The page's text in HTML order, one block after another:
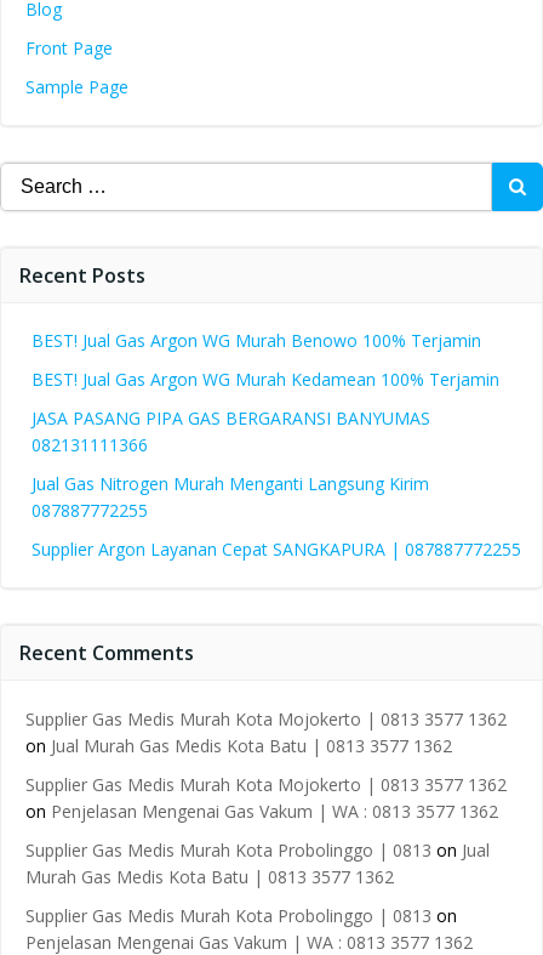
Blog
Front Page
Sample Page
Search
for:
Recent Posts
BEST! Jual Gas Argon WG Murah Benowo 100% Terjamin
BEST! Jual Gas Argon WG Murah Kedamean 100% Terjamin
JASA PASANG PIPA GAS BERGARANSI BANYUMAS
082131111366
Jual Gas Nitrogen Murah Menganti Langsung Kirim
087887772255
Supplier Argon Layanan Cepat SANGKAPURA | 087887772255
Recent Comments
Supplier Gas Medis Murah Kota Mojokerto | 0813 3577 1362
on Jual Murah Gas Medis Kota Batu | 0813 3577 1362
Supplier Gas Medis Murah Kota Mojokerto | 0813 3577 1362
on Penjelasan Mengenai Gas Vakum | WA : 0813 3577 1362
Supplier Gas Medis Murah Kota Probolinggo | 0813 on Jual
Murah Gas Medis Kota Batu | 0813 3577 1362
Supplier Gas Medis Murah Kota Probolinggo | 0813 on
Penjelasan Mengenai Gas Vakum | WA : 0813 3577 1362